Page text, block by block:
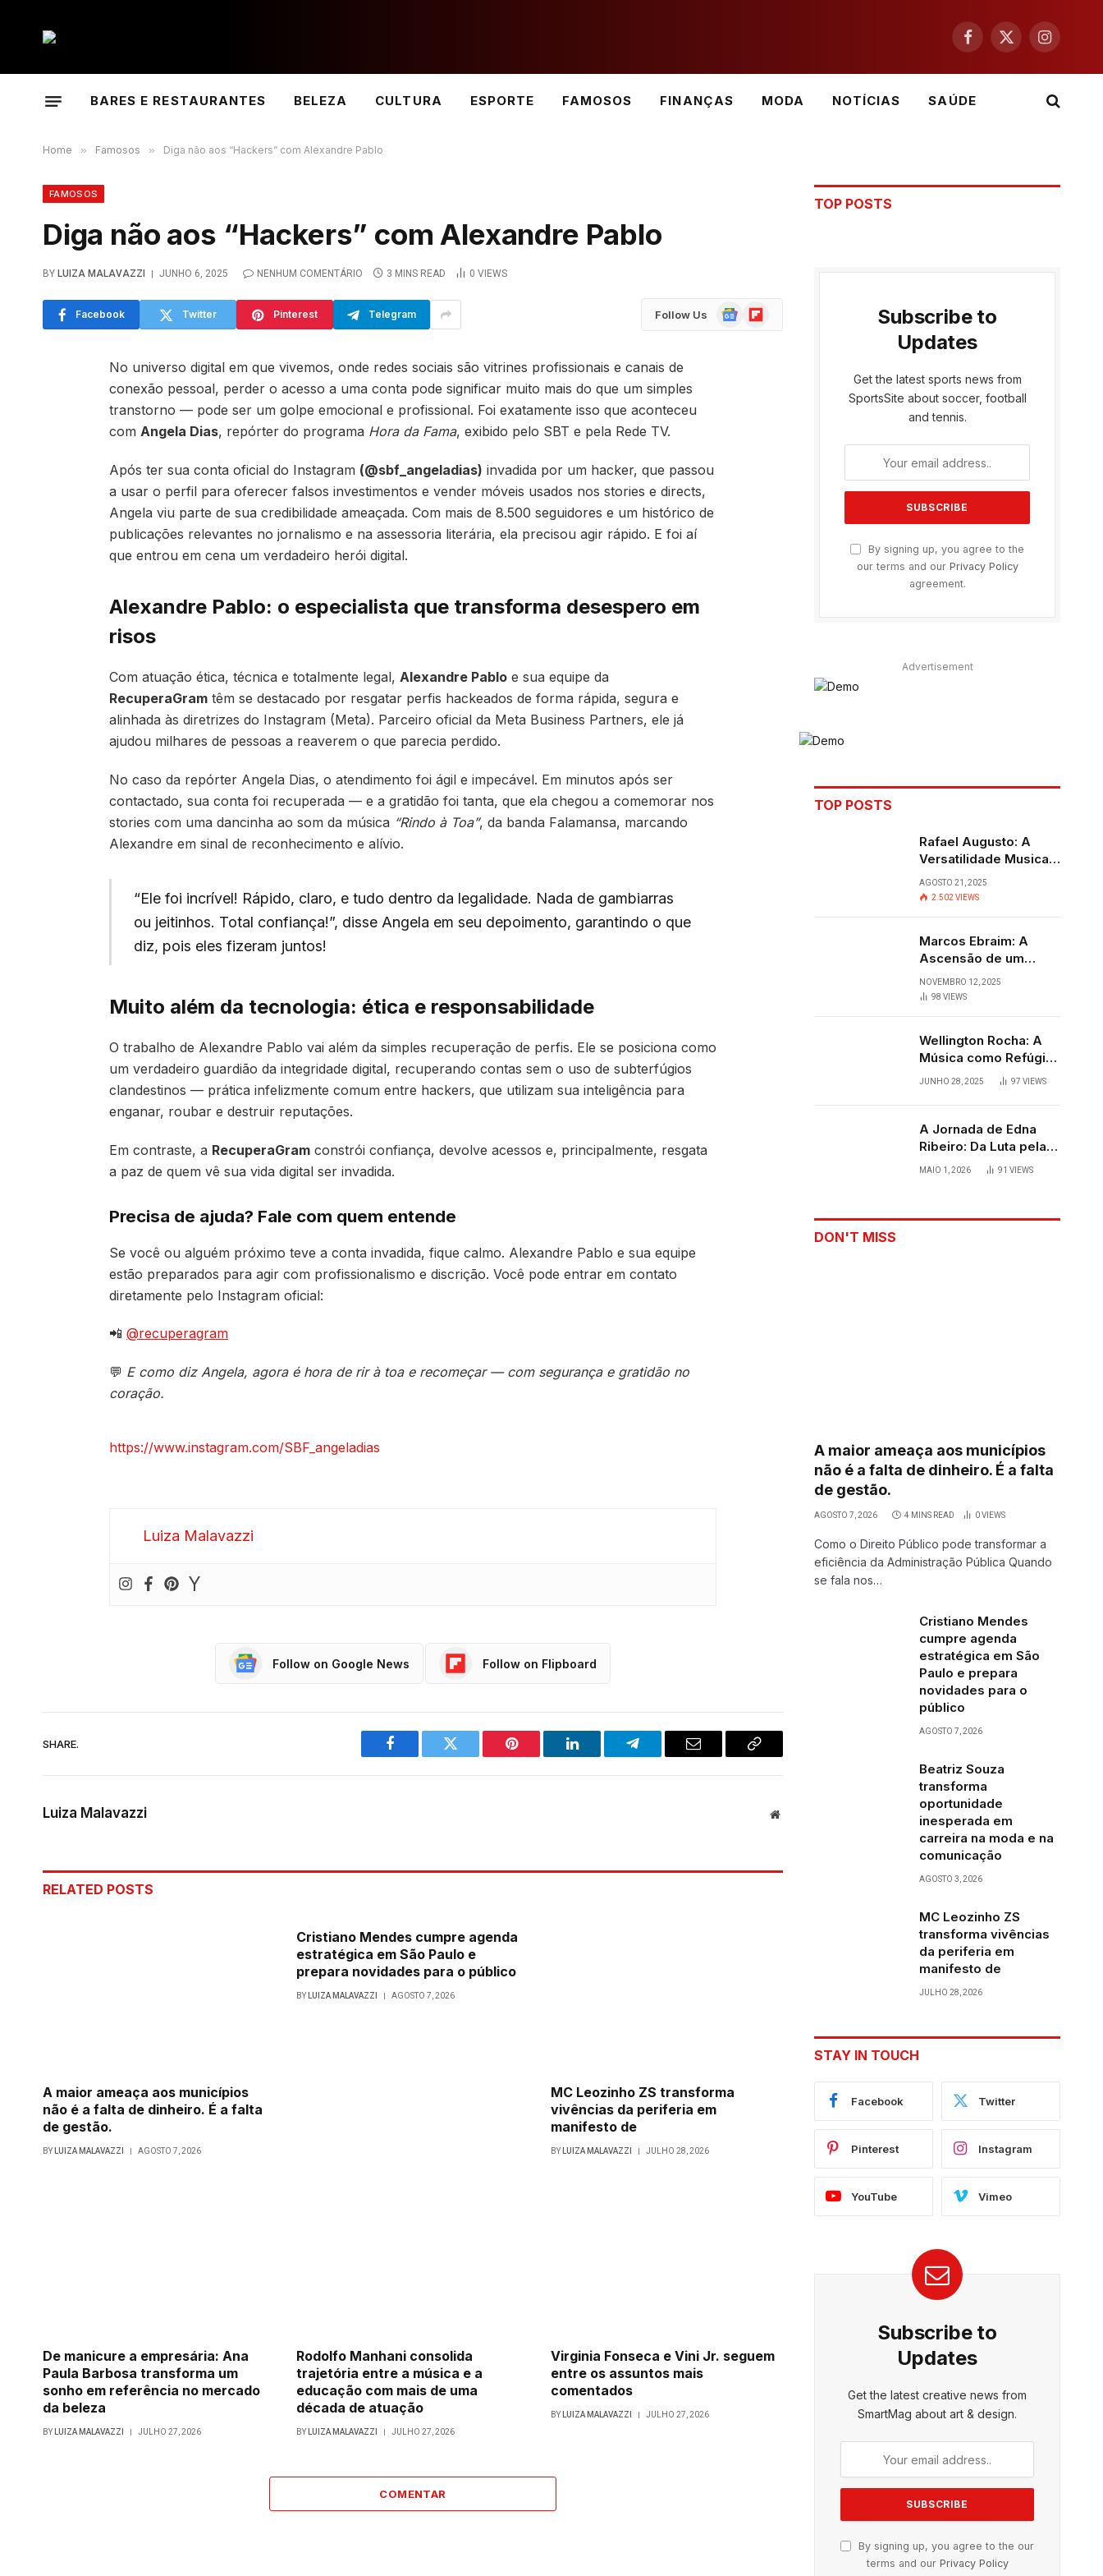
Facebook
X
Instagram
BARES E RESTAURANTES BELEZA CULTURA ESPORTE FAMOSOS FINANÇAS MODA NOTÍCIAS SAÚDE
Home » Famosos » Diga não aos “Hackers” com Alexandre Pablo
FAMOSOS
Diga não aos “Hackers” com Alexandre Pablo
BY LUIZA MALAVAZZI JUNHO 6, 2025 NENHUM COMENTÁRIO 3 MINS READ 0 VIEWS
Facebook Twitter Pinterest Telegram Follow Us
GoogleFlipboard
No universo digital em que vivemos, onde redes sociais são vitrines profissionais e canais de
conexão pessoal, perder o acesso a uma conta pode significar muito mais do que um simples
transtorno — pode ser um golpe emocional e profissional. Foi exatamente isso que aconteceu
com Angela Dias, repórter do programa Hora da Fama, exibido pelo SBT e pela Rede TV.
Após ter sua conta oficial do Instagram (@sbf_angeladias) invadida por um hacker, que passou
a usar o perfil para oferecer falsos investimentos e vender móveis usados nos stories e directs,
Angela viu parte de sua credibilidade ameaçada. Com mais de 8.500 seguidores e um histórico de
publicações relevantes no jornalismo e na assessoria literária, ela precisou agir rápido. E foi aí
que entrou em cena um verdadeiro herói digital.
Alexandre Pablo: o especialista que transforma desespero em
risos
Com atuação ética, técnica e totalmente legal, Alexandre Pablo e sua equipe da
RecuperaGram têm se destacado por resgatar perfis hackeados de forma rápida, segura e
alinhada às diretrizes do Instagram (Meta). Parceiro oficial da Meta Business Partners, ele já
ajudou milhares de pessoas a reaverem o que parecia perdido.
No caso da repórter Angela Dias, o atendimento foi ágil e impecável. Em minutos após ser
contactado, sua conta foi recuperada — e a gratidão foi tanta, que ela chegou a comemorar nos
stories com uma dancinha ao som da música “Rindo à Toa”, da banda Falamansa, marcando
Alexandre em sinal de reconhecimento e alívio.
“Ele foi incrível! Rápido, claro, e tudo dentro da legalidade. Nada de gambiarras
ou jeitinhos. Total confiança!”, disse Angela em seu depoimento, garantindo o que
diz, pois eles fizeram juntos!
Muito além da tecnologia: ética e responsabilidade
O trabalho de Alexandre Pablo vai além da simples recuperação de perfis. Ele se posiciona como
um verdadeiro guardião da integridade digital, recuperando contas sem o uso de subterfúgios
clandestinos — prática infelizmente comum entre hackers, que utilizam sua inteligência para
enganar, roubar e destruir reputações.
Em contraste, a RecuperaGram constrói confiança, devolve acessos e, principalmente, resgata
a paz de quem vê sua vida digital ser invadida.
Precisa de ajuda? Fale com quem entende
Se você ou alguém próximo teve a conta invadida, fique calmo. Alexandre Pablo e sua equipe
estão preparados para agir com profissionalismo e discrição. Você pode entrar em contato
diretamente pelo Instagram oficial:
📲 @recuperagram
💬 E como diz Angela, agora é hora de rir à toa e recomeçar — com segurança e gratidão no
coração.
https://www.instagram.com/SBF_angeladias
Luiza Malavazzi
Follow on Google News Follow on Flipboard
SHARE.
Facebook Twitter Pinterest LinkedIn Telegram Email
Copy
Luiza Malavazzi Website
RELATED POSTS
A maior ameaça aos municípios
não é a falta de dinheiro. É a falta
de gestão.
BY LUIZA MALAVAZZI AGOSTO 7, 2026
Cristiano Mendes cumpre agenda
estratégica em São Paulo e
prepara novidades para o público
BY LUIZA MALAVAZZI AGOSTO 7, 2026
MC Leozinho ZS transforma
vivências da periferia em
manifesto de
BY LUIZA MALAVAZZI JULHO 28, 2026
De manicure a empresária: Ana
Paula Barbosa transforma um
sonho em referência no mercado
da beleza
BY LUIZA MALAVAZZI JULHO 27, 2026
Rodolfo Manhani consolida
trajetória entre a música e a
educação com mais de uma
década de atuação
BY LUIZA MALAVAZZI JULHO 27, 2026
Virginia Fonseca e Vini Jr. seguem
entre os assuntos mais
comentados
BY LUIZA MALAVAZZI JULHO 27, 2026
COMENTAR
TOP POSTS
Subscribe to
Updates
Get the latest sports news from
SportsSite about soccer, football
and tennis.
By signing up, you agree to the
our terms and our Privacy Policy
agreement.
Advertisement
TOP POSTS
Rafael Augusto: A
Versatilidade Musical
que Transcende
Fronteiras
AGOSTO 21, 2025
2.502 VIEWS
Marcos Ebraim: A
Ascensão de um
Jovem Talento do
Sertanejo
NOVEMBRO 12, 2025
98 VIEWS
Wellington Rocha: A
Música como Refúgio
e Alegria em
JUNHO 28, 2025 97 VIEWS
A Jornada de Edna
Ribeiro: Da Luta pela
Sobrevivência ao
MAIO 1, 2026 91 VIEWS
DON'T MISS
A maior ameaça aos municípios
não é a falta de dinheiro. É a falta
de gestão.
AGOSTO 7, 2026 4 MINS READ 0VIEWS
Como o Direito Público pode transformar a
eficiência da Administração Pública Quando
se fala nos…
Cristiano Mendes
cumpre agenda
estratégica em São
Paulo e prepara
novidades para o
público
AGOSTO 7, 2026
Beatriz Souza
transforma
oportunidade
inesperada em
carreira na moda e na
comunicação
AGOSTO 3, 2026
MC Leozinho ZS
transforma vivências
da periferia em
manifesto de
JULHO 28, 2026
STAY IN TOUCH
Facebook Twitter
Pinterest Instagram
YouTube Vimeo
Subscribe to
Updates
Get the latest creative news from
SmartMag about art & design.
By signing up, you agree to the our
terms and our Privacy Policy